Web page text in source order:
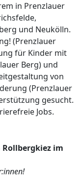
in Prenzlauer
und Neukölln.
(Prenzlauer
für Kinder mit
Berg) und
von
(Prenzlauer
gesucht.
Jobs.
im